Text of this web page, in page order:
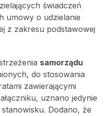
świadczeń
umowy o udzielanie
z zakresu podstawowej
samorządu
do stosowania
zawierającymi
uznano jedynie
Dodano, że